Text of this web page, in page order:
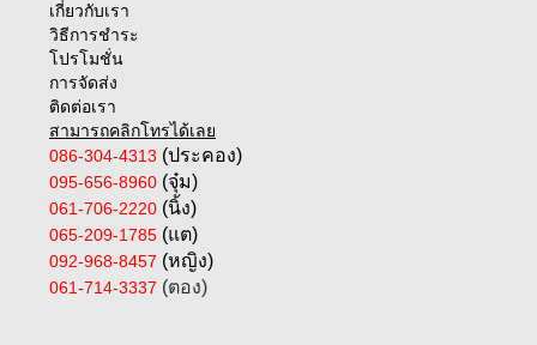
เกี่ยวกับเรา
วิธีการชำระ
โปรโมชั่น
การจัดส่ง
ติดต่อเรา
สามารถคลิกโทรได้เลย
086-304-4313 (ประคอง)
095-656-8960 (จุ๋ม)
061-706-2220 (นิ้ง)
065-209-1785 (แต)
092-968-8457 (หญิง)
061-714-3337 (ตอง)